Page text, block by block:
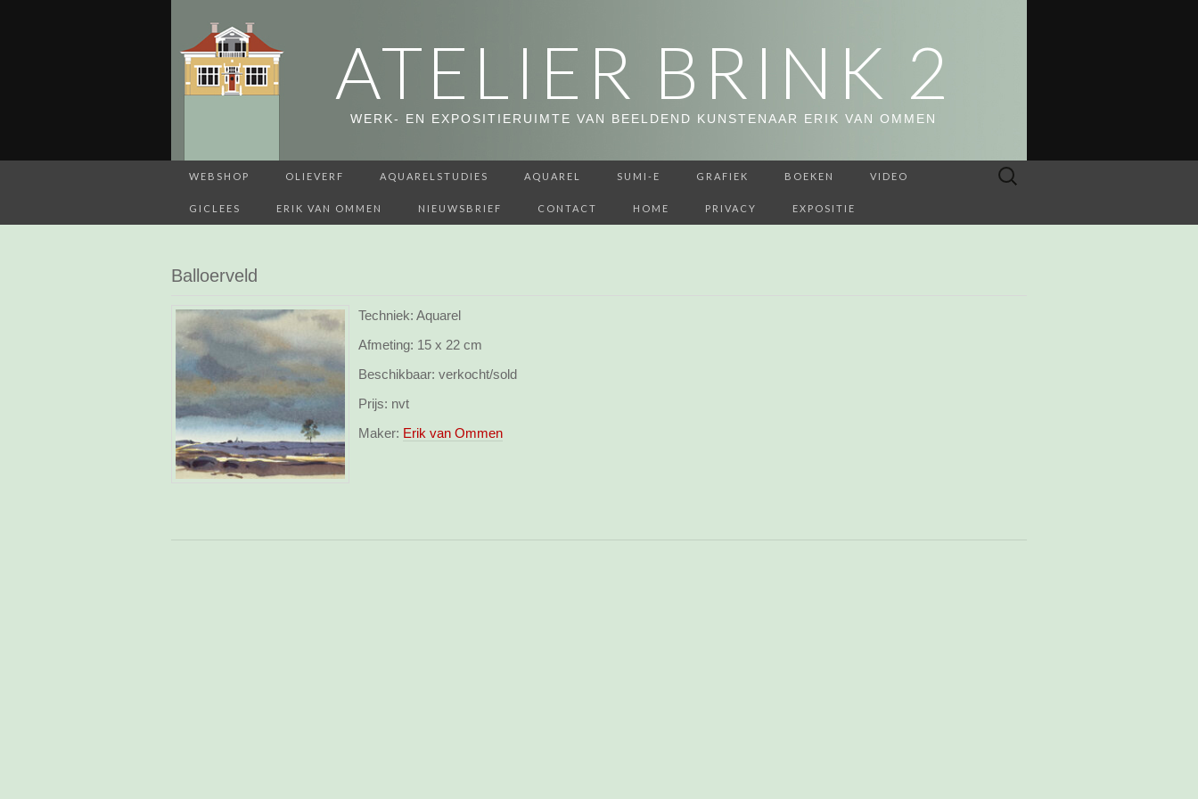
ATELIER BRINK 2
WERK- EN EXPOSITIERUIMTE VAN BEELDEND KUNSTENAAR ERIK VAN OMMEN
WEBSHOP OLIEVERF AQUARELSTUDIES AQUAREL SUMI-E GRAFIEK BOEKEN VIDEO
GICLEES ERIK VAN OMMEN NIEUWSBRIEF CONTACT HOME PRIVACY EXPOSITIE
Zoeken
Balloerveld
Techniek: Aquarel
Afmeting: 15 x 22 cm
Beschikbaar: verkocht/sold
Prijs: nvt
Maker: Erik van Ommen